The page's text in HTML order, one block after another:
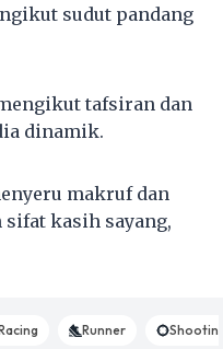
sudut pandang
tafsiran dan
dinamik.
makruf dan
kasih sayang,